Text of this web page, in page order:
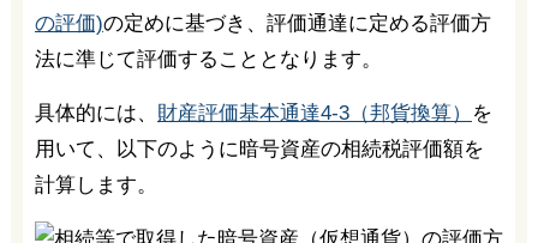
の評価)の定めに基づき、評価通達に定める評価方
法に準じて評価することとなります。
具体的には、 財産評価基本通達4-3（邦貨換算）
を
用いて、以下のように暗号資産の相続税評価額を
計算します。